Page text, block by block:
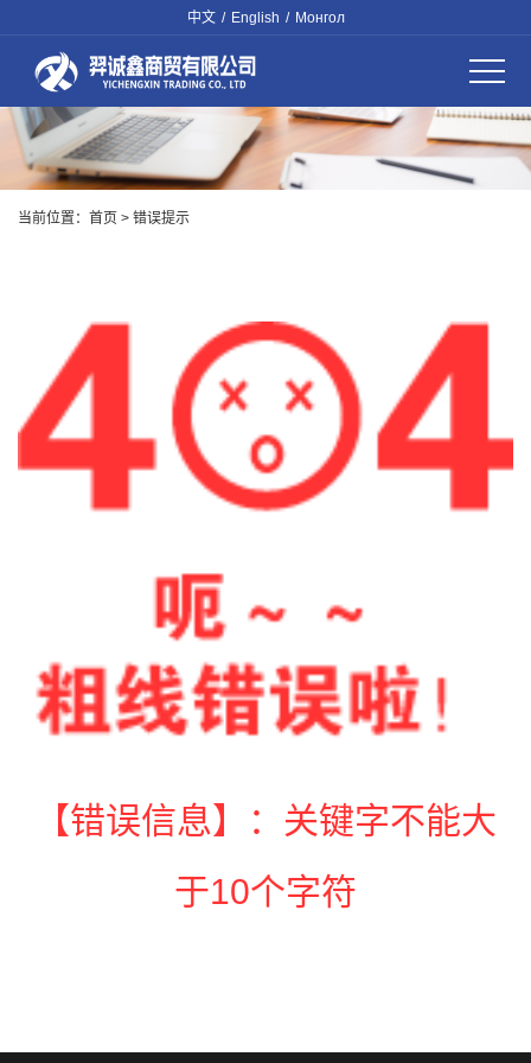
中文 / English / Монгол
当前位置： 首页 > 错误提示
【错误信息】：关键字不能大
于10个字符